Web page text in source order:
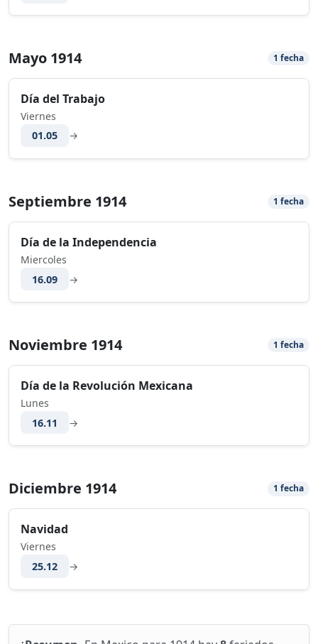
Mayo 1914 1 fecha
Día del Trabajo
Viernes
01.05
→
Septiembre 1914 1 fecha
Día de la Independencia
Miercoles
16.09
→
Noviembre 1914 1 fecha
Día de la Revolución Mexicana
Lunes
16.11
→
Diciembre 1914 1 fecha
Navidad
Viernes
25.12
→